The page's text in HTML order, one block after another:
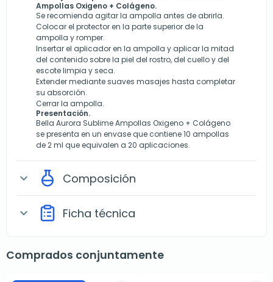
Ampollas Oxigeno + Colágeno.
Se recomienda agitar la ampolla antes de abrirla.
Colocar el protector en la parte superior de la
ampolla y romper.
Insertar el aplicador en la ampolla y aplicar la mitad
del contenido sobre la piel del rostro, del cuello y del
escote limpia y seca.
Extender mediante suaves masajes hasta completar
su absorción.
Cerrar la ampolla.
Presentación.
Bella Aurora Sublime Ampollas Oxigeno + Colágeno
se presenta en un envase que contiene 10 ampollas
de 2 ml que equivalen a 20 aplicaciones.
expand_more Composición
expand_more Ficha técnica
Comprados conjuntamente